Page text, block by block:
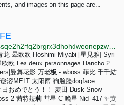
and images on this page are...
龙 晕欧欧 Hoshimi Miyabi [星見雅] Syri
欧 Les deux personnages Hancho 2
曼舞花影 万老板 - wboss 菲比 千千結
溶MELT 太阳雨 狗脸脸dogface
おめでとう！！ 麦田 Dusk Snow
2 茜特菈莉 彗星-C 晚星 Nid_417 ✨黄